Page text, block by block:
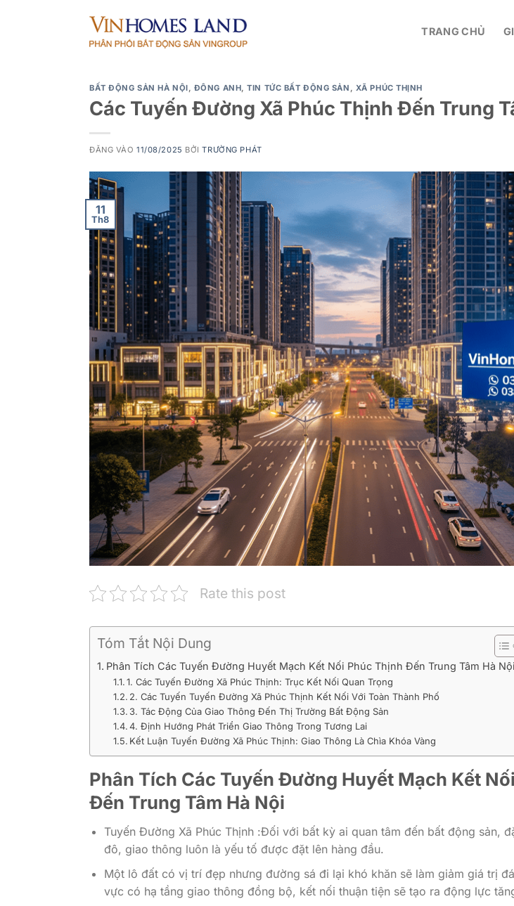
TRANG CHỦ
BẤT ĐỘNG SẢN HÀ NỘI, ĐÔNG ANH,TIN TỨC BẤT ĐỘNG SẢN , XÃ PHÚC THỊNH
Các Tuyến Đường Xã Phúc Thịnh Đến Trung
ĐĂNG VÀO11/08/2025 BỞITRƯỜNG PHÁT
11
Th8
Rate this post
Tóm Tắt Nội Dung
Phân Tích Các Tuyến Đường Huyết Mạch Kết Nối Phúc Thịnh Đến Trung Tâm Hà Nội
1. Các Tuyến Đường Xã Phúc Thịnh: Trục Kết Nối Quan Trọng
2. Các Tuyến Tuyến Đường Xã Phúc Thịnh Kết Nối Với Toàn Thành Phố
3. Tác Động Của Giao Thông Đến Thị Trường Bất Động Sản
4. Định Hướng Phát Triển Giao Thông Trong Tương Lai
Kết Luận Tuyến Đường Xã Phúc Thịnh: Giao Thông Là Chìa Khóa Vàng
Phân Tích Các Tuyến Đường Huyết Mạch Kết
Đến Trung Tâm Hà Nội
Tuyến Đường Xã Phúc Thịnh :Đối với bất kỳ ai quan tâm đến bất động sản,
đô, giao thông luôn là yếu tố được đặt lên hàng đầu.
Một lô đất có vị trí đẹp nhưng đường sá đi lại khó khăn sẽ làm giảm giá trị
vực có hạ tầng giao thông đồng bộ, kết nối thuận tiện sẽ tạo ra động lực